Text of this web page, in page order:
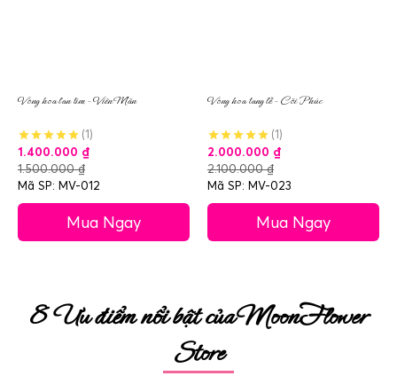
Vòng hoa lan tím – Viên Mãn
(1)
1.400.000 ₫
1.500.000₫
Mã SP: MV-012
Mua Ngay
Vòng hoa tang lễ – Cõi Phúc
(1)
2.000.000 ₫
2.100.000₫
Mã SP: MV-023
Mua Ngay
8 Ưu điểm nổi bật của MoonFlower
Store